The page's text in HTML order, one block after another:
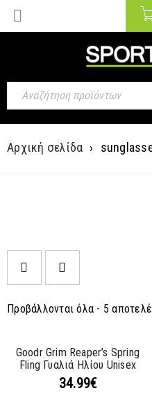
Αρχική σελίδα ›
Προβάλλονται όλα - 5
Goodr Grim Reaper’s Spring
Fling Γυαλιά Ηλίου Unisex
34.99€